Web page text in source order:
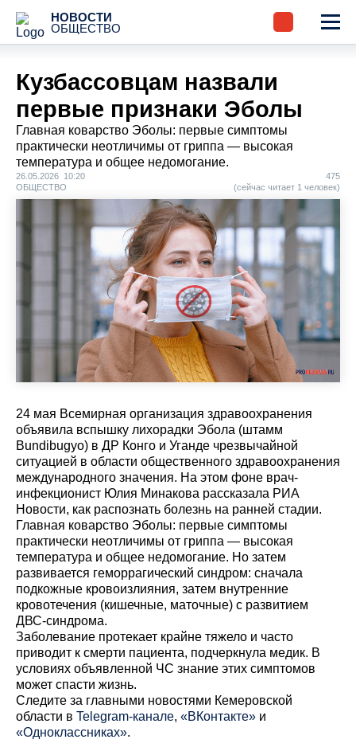
НОВОСТИ
ОБЩЕСТВО
Кузбассовцам назвали
первые признаки Эболы
Главная коварство Эболы: первые симптомы
практически неотличимы от гриппа — высокая
температура и общее недомогание.
26.05.2026 10:20
ОБЩЕСТВО
475
(сейчас читает 1 человек)
24 мая Всемирная организация здравоохранения
объявила вспышку лихорадки Эбола (штамм
Bundibugyo) в ДР Конго и Уганде чрезвычайной
ситуацией в области общественного здравоохранения
международного значения. На этом фоне врач-
инфекционист Юлия Минакова рассказала РИА
Новости, как распознать болезнь на ранней стадии.
Главная коварство Эболы: первые симптомы
практически неотличимы от гриппа — высокая
температура и общее недомогание. Но затем
развивается геморрагический синдром: сначала
подкожные кровоизлияния, затем внутренние
кровотечения (кишечные, маточные) с развитием
ДВС-синдрома.
Заболевание протекает крайне тяжело и часто
приводит к смерти пациента, подчеркнула медик. В
условиях объявленной ЧС знание этих симптомов
может спасти жизнь.
Cледите за главными новостями Кемеровской
области в Telegram-канале, «ВКонтакте» и
«Одноклассниках».